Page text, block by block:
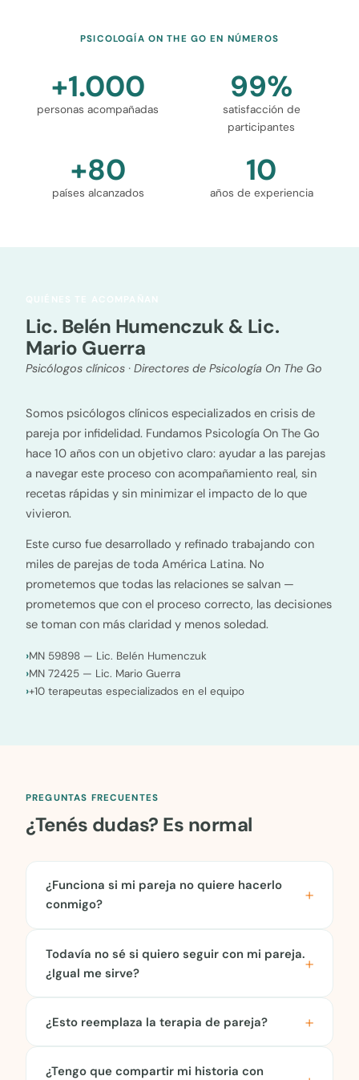
PSICOLOGÍA ON THE GO EN NÚMEROS
+1.000
personas acompañadas
99%
satisfacción de
participantes
+80
países alcanzados
10
años de experiencia
Lic. Belén Humenczuk & Lic.
Mario Guerra
Psicólogos clínicos · Directores de Psicología On The Go
Somos psicólogos clínicos especializados en crisis de
pareja por infidelidad. Fundamos Psicología On The Go
hace 10 años con un objetivo claro: ayudar a las parejas
a navegar este proceso con acompañamiento real, sin
recetas rápidas y sin minimizar el impacto de lo que
vivieron.
Este curso fue desarrollado y refinado trabajando con
miles de parejas de toda América Latina. No
prometemos que todas las relaciones se salvan —
prometemos que con el proceso correcto, las decisiones
se toman con más claridad y menos soledad.
MN 59898 — Lic. Belén Humenczuk
MN 72425 — Lic. Mario Guerra
+10 terapeutas especializados en el equipo
PREGUNTAS FRECUENTES
¿Tenés dudas? Es normal
¿Funciona si mi pareja no quiere hacerlo
conmigo?
Todavía no sé si quiero seguir con mi pareja.
¿Igual me sirve?
¿Esto reemplaza la terapia de pareja?
¿Tengo que compartir mi historia con